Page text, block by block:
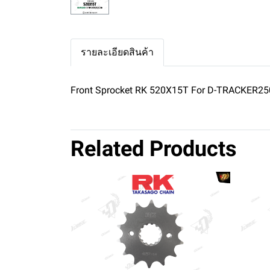
รายละเอียดสินค้า
Front Sprocket RK 520X15T For D-
Related Products